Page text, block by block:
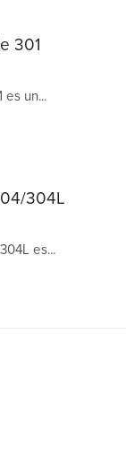
301
es un...
304L
es...